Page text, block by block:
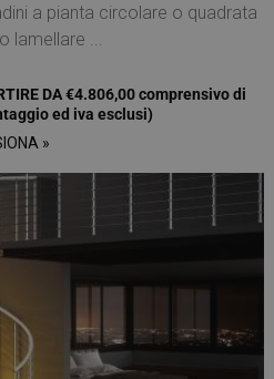
a pianta circolare o quadrata
lamellare ...
DA €4.806,00 comprensivo di
ed iva esclusi)
»